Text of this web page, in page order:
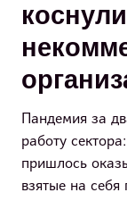
Пандемия за
работу
пришлось
взятые на